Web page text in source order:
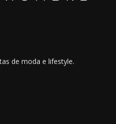
de moda e lifestyle.